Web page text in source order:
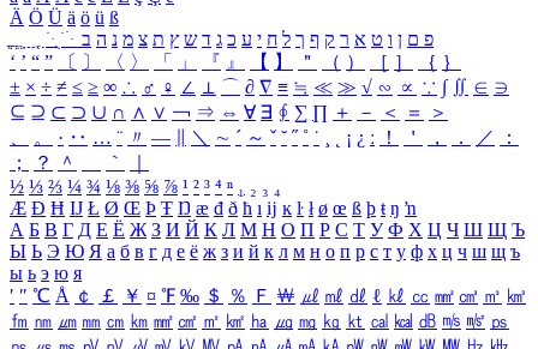
Ä Ö Ü ä ö ü ß
ִֶֹ ֻּ ׁׂ פ ם ן ו ט א ר ק ף ך ל ח י ע כ ג ד ש ץ ת צ מ נ ה ב
‘ ’ “ ” 〔 〕 〈 〉 「 」 『 』 【 】 ＂ （ ） ［ ］ ｛ ｝
± × ÷ ≠ ≤ ≥ ∞ ∴ ♂ ♀ ∠ ⊥ ⌒ ∂ ∇ ≡ ≒ ≪ ≫ √ ∽ ∝ ∵ ∫ ∬ ∈ ∋
⊆ ⊇ ⊂ ⊃ ∪ ∩ ∧ ∨ ￢ ⇒ ⇔ ∀ ∃ ∮ ∑ ∏ ＋ － ＜ ＝
＞
、
。 · ‥ … ¨ 〃 ― ＼ ∼ ´ ～ ˇ ˘ ˝ ˚ ˙ ¸ ¡ ¿ ː ！ ＇ ， ． ／
：
；
？ ＾ ｀
½ ⅓ ⅔ ¼ ¾ ⅛ ⅜ ⅝ ⅞ ¹ ² ³ ⁴ ⁿ ₁ ₂ ₃ ₄
Æ Ð Ħ Ĳ Ł Ø Œ Þ Ŧ Ŋ æ đ ð ħ ı ĳ ĸ ŀ ł ø œ ß þ ŧ ŋ ŉ
А Б В Г Д Е Ё Ж З И Й К Л М Н О П Р С Т У Ф Х Ц Ч Ш Щ Ъ
Ы Ь Э Ю Я а б в г д е ё ж з и й к л м н о п р с т у ф х ц ч ш щ ъ
ы ь э ю я
′ ″ ℃ Å ￠ ￡ ￥ ¤ ℉ ‰ ＄ ％ Ｆ ￦ ㎕ ㎖ ㎗ ℓ ㎘ ㏄ ㎣ ㎤ ㎥ ㎦
㎙ ㎚ ㎛ ㎜ ㎝ ㎞ ㎟ ㎠ ㎡ ㎢ ㏊ ㎍ ㎎ ㎏ ㏏ ㎈ ㎉ ㏈ ㎧ ㎨ ㎰